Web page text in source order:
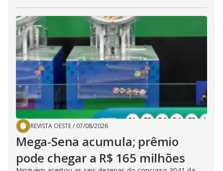
REVISTA OESTE/ 07/08/2026
Mega-Sena acumula; prêmio
pode chegar a R$ 165 milhões